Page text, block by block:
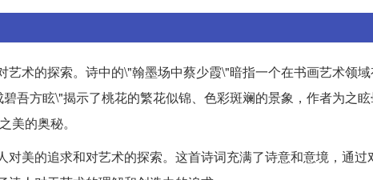
术的探索。诗中的\"翰墨场中蔡少霞\"暗指一个在书画艺术领
吾方眩\"揭示了桃花的繁花似锦、色彩斑斓的景象，作者为之
美的奥秘。
美的追求和对艺术的探索。这首诗词充满了诗意和意境，通过